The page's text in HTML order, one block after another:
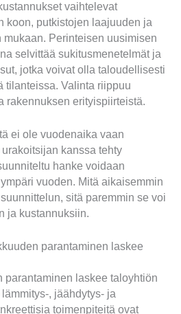
vaihtelevat
koon, putkistojen laajuuden ja
mukaan. Perinteisen uusimisen
selvittää sukitusmenetelmät ja
jotka voivat olla taloudellisesti
tilanteissa. Valinta riippuu
rakennuksen erityispiirteistä.
ei ole vuodenaika vaan
kanssa tehty
hanke voidaan
vuoden. Mitä aikaisemmin
sitä paremmin se voi
ja kustannuksiin.
parantaminen laskee
parantaminen laskee taloyhtiön
, jäähdytys- ja
toimenpiteitä ovat